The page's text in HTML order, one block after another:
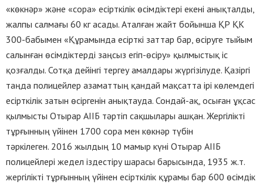
«көкнәр» және «сора» есірткілік өсімдіктері екені анықталды,
жалпы салмағы 60 кг асады. Аталған жайт бойынша ҚР ҚК
300-бабымен «Құрамында есiрткi заттар бар, өсiруге тыйым
салынған өсiмдiктердi заңсыз егіп-өсіру» қылмыстық іс
қозғалды. Сотқа дейінгі тергеу амалдары жүргізілуде. Қазіргі
таңда полицейлер азаматтың қандай мақсатта ірі көлемдегі
есірткілік затын өсіргенін анықтауда. Сондай-ақ, осыған ұқсас
қылмысты Отырар АІІБ тәртіп сақшылары ашқан. Жергілікті
тұрғынның үйінен 1700 сора мен көкнәр түбін
тәркілеген. 2016 жылдың 10 мамыр күні Отырар АІІБ
полицейлері жедел іздестіру шарасы барысында, 1935 ж.т.
жергілікті тұрғынның үйінен есірткілік құрамы бар 600 өсімдік